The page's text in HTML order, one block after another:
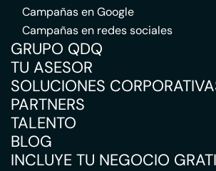
Campañas en Google
Campañas en redes sociales
GRUPO QDQ
TU ASESOR
SOLUCIONES
PARTNERS
TALENTO
BLOG
INCLUYE TU NEGOCIO